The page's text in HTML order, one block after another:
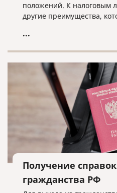
положений. К налоговым
другие преимущества,
качестве места для
...
Получение
гражданства РФ